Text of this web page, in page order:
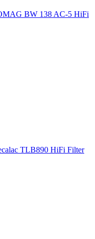
BW 138 AC-5 HiFi
TLB890 HiFi Filter